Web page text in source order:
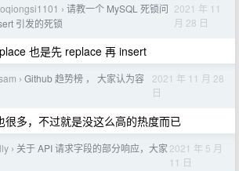
› 请教一个 MySQL 死锁问
引发的死锁
2021 年 11
月 28 日
也是先 replace 再 insert
› Github 趋势榜 ， 大家认为容
2021 年 11 月 28
日
很多，不过就是没这么高的热度而已
› 关于 API 请求字段的部分响应，大家 2021 年 5 月
11 日